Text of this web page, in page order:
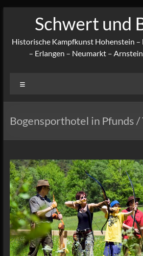
Schwert und
Historische Kampfkunst Hohenstein
– Erlangen – Neumarkt –
Bogensporthotel in Pfunds /